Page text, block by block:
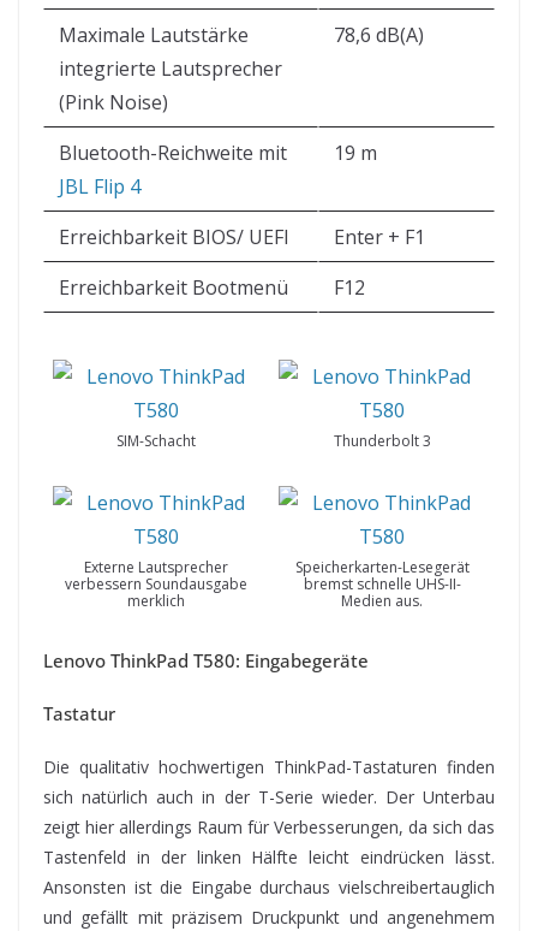
Maximale Lautstärke
integrierte Lautsprecher
(Pink Noise)
78,6 dB(A)
Bluetooth-Reichweite mit
JBL Flip 4
19 m
Erreichbarkeit BIOS/ UEFI
Enter + F1
Erreichbarkeit Bootmenü
F12
SIM-Schacht Thunderbolt 3
Externe Lautsprecher
verbessern Soundausgabe
merklich
Speicherkarten-Lesegerät
bremst schnelle UHS-II-
Medien aus.
Lenovo ThinkPad T580: Eingabegeräte
Tastatur
Die qualitativ hochwertigen ThinkPad-Tastaturen finden
sich natürlich auch in der T-Serie wieder. Der Unterbau
zeigt hier allerdings Raum für Verbesserungen, da sich das
Tastenfeld in der linken Hälfte leicht eindrücken lässt.
Ansonsten ist die Eingabe durchaus vielschreibertauglich
und gefällt mit präzisem Druckpunkt und angenehmem